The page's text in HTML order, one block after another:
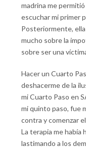
madrina me
escuchar mi primer
Posteriormente,
mucho sobre la
sobre ser una
Hacer un Cuarto
deshacerme de la
mi Cuarto Paso en
mi quinto paso, fue
contra y comenzar
La terapia me había
lastimando a los